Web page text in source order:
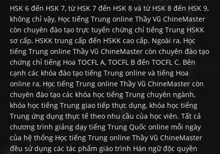
HSK 6 đến HSK 7, từ HSK 7 đến HSK 8 và từ HSK 8 đến HSK 9,
không chỉ vậy, Học tiếng Trung online Thầy Vũ ChineMaster
còn chuyên đào tạo trực tuyến chứng chỉ tiếng Trung HSKK
sơ cấp, HSKK trung cấp đến HSKK cao cấp. Ngoài ra, Học
tiếng Trung online Thầy Vũ ChineMaster còn chuyên đào tạo
chứng chỉ tiếng Hoa TOCFL A, TOCFL B đến TOCFL C. Bên
cạnh các khóa đào tạo tiếng Trung online và tiếng Hoa
online ra, Học tiếng Trung online Thầy Vũ ChineMaster còn
chuyên đào tạo các khóa học tiếng Trung chuyên ngành,
khóa học tiếng Trung giao tiếp thực dụng, khóa học tiếng
Trung ứng dụng thực tế theo nhu cầu của học viên. Tất cả
chương trình giảng dạy tiếng Trung Quốc online mỗi ngày
của hệ thống Học tiếng Trung online Thầy Vũ ChineMaster
đều sử dụng các tác phẩm giáo trình Hán ngữ độc quyền